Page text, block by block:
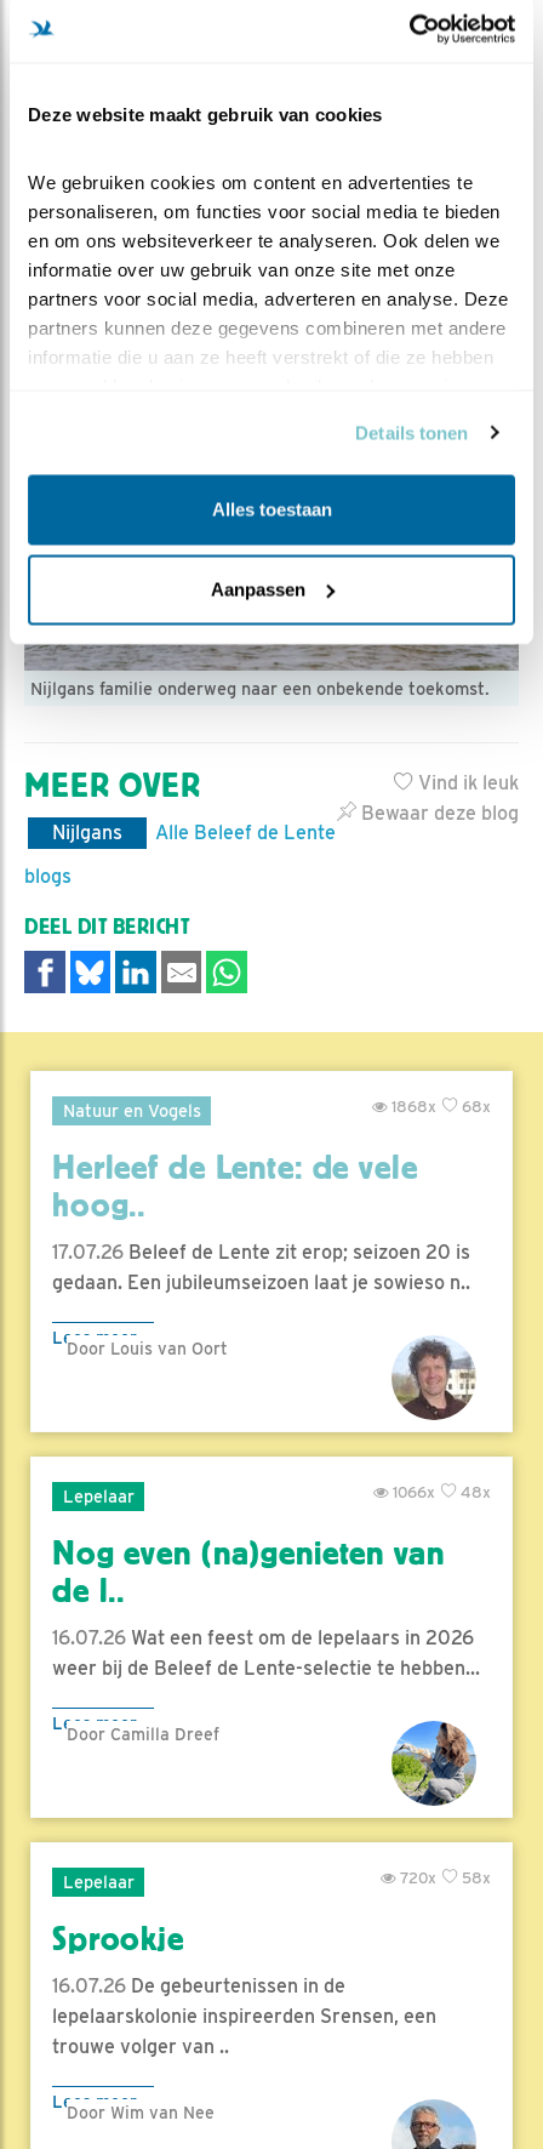
Deze website maakt gebruik van cookies
We gebruiken cookies om content en advertenties te
personaliseren, om functies voor social media te bieden
en om ons websiteverkeer te analyseren. Ook delen we
informatie over uw gebruik van onze site met onze
partners voor social media, adverteren en analyse. Deze
partners kunnen deze gegevens combineren met andere
informatie die u aan ze heeft verstrekt of die ze hebben
Details tonen
Alles toestaan
Aanpassen
zoals een paar dagen geleden, maar in gezelschap van
het proces van broeden en opvoeden.
geen “appeltje-eitje” dat over een week of vier deze
moeder nijlgans met haar jongen een zonnige toekomst
Nijlgans familie onderweg naar een onbekende toekomst.
Vind ik leuk
Bewaar deze blog
MEER OVER
Nijlgans
Alle Beleef de Lente
blogs
DEEL DIT BERICHT
Natuur en Vogels 68x
1868x
Herleef de Lente: de vele
hoog..
17.07.26 Beleef de Lente zit erop; seizoen 20 is
gedaan. Een jubileumseizoen laat je sowieso n..
Lees meer
Door Louis van Oort
Lepelaar 48x
1066x
Nog even (na)genieten van
de l..
16.07.26 Wat een feest om de lepelaars in 2026
weer bij de Beleef de Lente-selectie te hebben...
Lees meer
Door Camilla Dreef
Lepelaar 58x
720x
Sprookje
16.07.26 De gebeurtenissen in de
lepelaarskolonie inspireerden Srensen, een
trouwe volger van ..
Lees meer
Door Wim van Nee